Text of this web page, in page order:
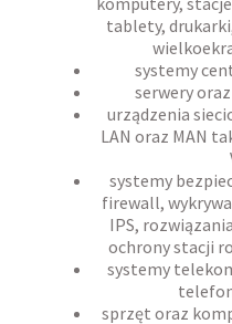
tablety,
systemy
serwery
urządzenia
LAN oraz MAN
systemy
firewall,
IPS,
ochrony stacji
systemy
sprzęt oraz